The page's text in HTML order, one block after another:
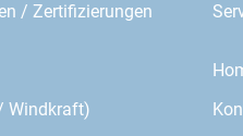
/ Zertifizierungen
Windkraft)